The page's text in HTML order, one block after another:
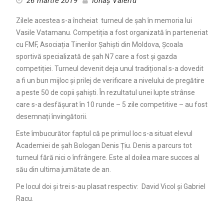
Zilele acestea s-a încheiat turneul de șah în memoria lui
Vasile Vatamanu. Competiția a fost organizată în parteneriat
cu FMF, Asociația Tinerilor Șahiști din Moldova, Școala
sportivă specializată de șah N7 care a fost și gazda
competiției. Turneul devenit deja unul tradițional s-a dovedit
a fi un bun mijloc și prilej de verificare a nivelului de pregătire
a peste 50 de copii șahiști. În rezultatul unei lupte strânse
care s-a desfășurat în 10 runde – 5 zile competitive – au fost
desemnați învingătorii.
Este îmbucurător faptul că pe primul loc s-a situat elevul
Academiei de șah Bologan Denis Țiu. Denis a parcurs tot
turneul fără nici o înfrângere. Este al doilea mare succes al
său din ultima jumătate de an.
Pe locul doi și trei s-au plasat respectiv: David Vicol și Gabriel
Racu.